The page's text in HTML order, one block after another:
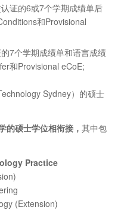
证的6或7个学期成绩单后
和Provisional
7个学期成绩单和语言成绩
和Provisional eCoE;
Sydney）的硕士
的硕士学位相衔接， 其中包
Practice
(Extension)